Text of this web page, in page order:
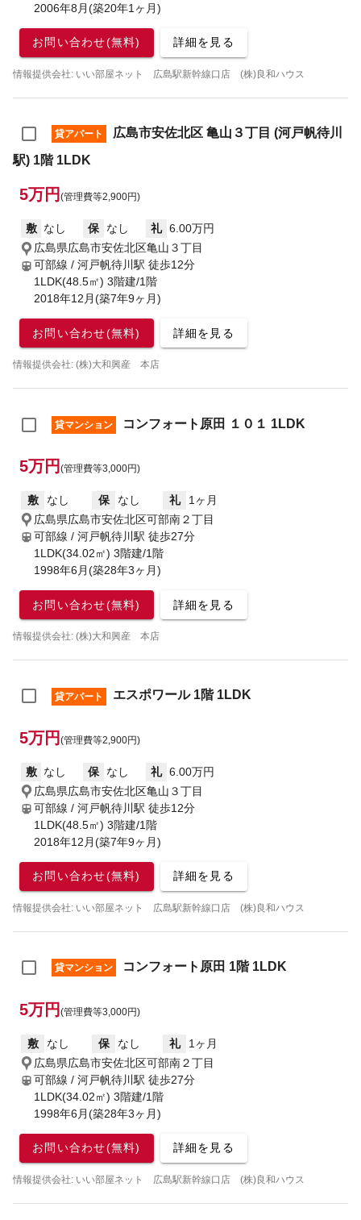
2006年8月(築20年1ヶ月)
お問い合わせ(無料) 詳細を見る
情報提供会社: いい部屋ネット 広島駅新幹線口店 (株)良和ハウス
貸アパート
広島市安佐北区 亀山３丁目 (河戸帆待川
駅) 1階 1LDK
5万円 (管理費等2,900円)
敷 なし 保 なし 礼 6.00万円
広島県広島市安佐北区亀山３丁目
可部線 / 河戸帆待川駅 徒歩12分
1LDK(48.5㎡) 3階建/1階
2018年12月(築7年9ヶ月)
お問い合わせ(無料) 詳細を見る
情報提供会社: (株)大和興産 本店
貸マンション コンフォート原田 １０１ 1LDK
5万円 (管理費等3,000円)
敷 なし 保 なし 礼
1ヶ月
広島県広島市安佐北区可部南２丁目
可部線 / 河戸帆待川駅 徒歩27分
1LDK(34.02㎡) 3階建/1階
1998年6月(築28年3ヶ月)
お問い合わせ(無料) 詳細を見る
情報提供会社: (株)大和興産 本店
貸アパート エスポワール 1階 1LDK
5万円 (管理費等2,900円)
敷 なし 保 なし 礼 6.00万円
広島県広島市安佐北区亀山３丁目
可部線 / 河戸帆待川駅 徒歩12分
1LDK(48.5㎡) 3階建/1階
2018年12月(築7年9ヶ月)
お問い合わせ(無料) 詳細を見る
情報提供会社: いい部屋ネット 広島駅新幹線口店 (株)良和ハウス
貸マンション コンフォート原田 1階 1LDK
5万円 (管理費等3,000円)
敷 なし 保 なし 礼
1ヶ月
広島県広島市安佐北区可部南２丁目
可部線 / 河戸帆待川駅 徒歩27分
1LDK(34.02㎡) 3階建/1階
1998年6月(築28年3ヶ月)
お問い合わせ(無料) 詳細を見る
情報提供会社: いい部屋ネット 広島駅新幹線口店 (株)良和ハウス